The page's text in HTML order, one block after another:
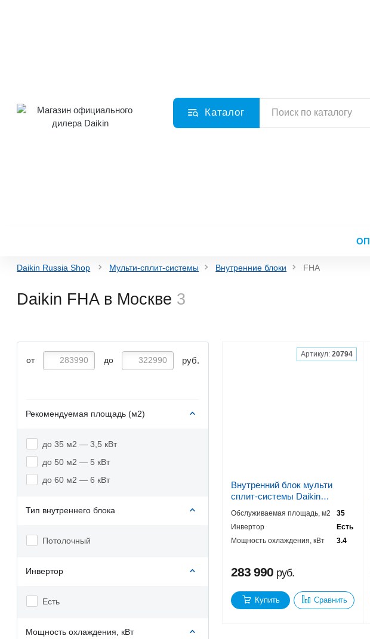
Каталог
Daikin Russia Shop Мульти-сплит-системы Внутренние блоки FHA
Daikin FHA в Москве 3
от до руб.
Рекомендуемая площадь (м2)
до 35 м2 — 3,5 кВт
до 50 м2 — 5 кВт
до 60 м2 — 6 кВт
Тип внутреннего блока
Потолочный
Инвертор
Есть
Мощность охлаждения, кВт
Артикул:20794
Внутренний блок мульти
сплит-системы Daikin
Обслуживаемая площадь, м2
35
Инвертор
Есть
Мощность охлаждения, кВт
3.4
283 990 руб.
Купить Сравнить